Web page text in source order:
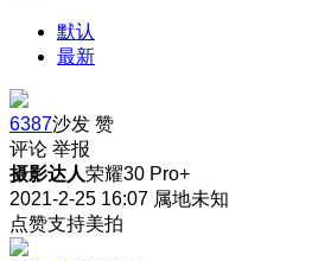
默认
最新
6387沙发 赞
评论 举报
摄影达人荣耀30 Pro+
2021-2-25 16:07 属地未知
点赞支持美拍